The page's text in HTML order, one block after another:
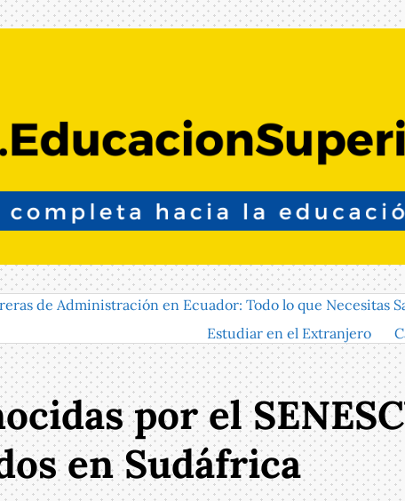
de Administración en Ecuador: Todo lo que Necesitas
Estudiar en el Extranjero
por el
en Sudáfrica